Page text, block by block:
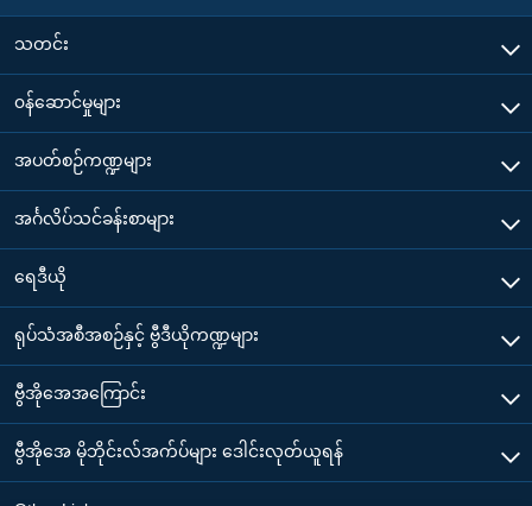
သတင်း
၀န်ဆောင်မှုများ
အပတ်စဉ်ကဏ္ဍများ
အင်္ဂလိပ်သင်ခန်းစာများ
ရေဒီယို
ရုပ်သံအစီအစဉ်နှင့် ဗွီဒီယိုကဏ္ဍများ
ဗွီအိုအေအကြောင်း
ဗွီအိုအေ မိုဘိုင်းလ်အက်ပ်များ ဒေါင်းလုတ်ယူရန်